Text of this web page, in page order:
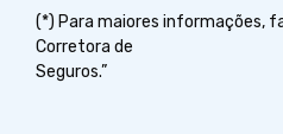
(*) Para maiores informações,
Corretora de
Seguros.”